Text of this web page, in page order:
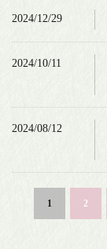
2024/12/29
2024/10/11
2024/08/12
1 2